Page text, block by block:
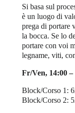
Si basa sul
è un luogo di
prega di portare
la bocca. Se lo
portare con voi
legname, viti,
Fr/Ven, 14:00 –
Block/Corso 1:
Block/Corso 2: